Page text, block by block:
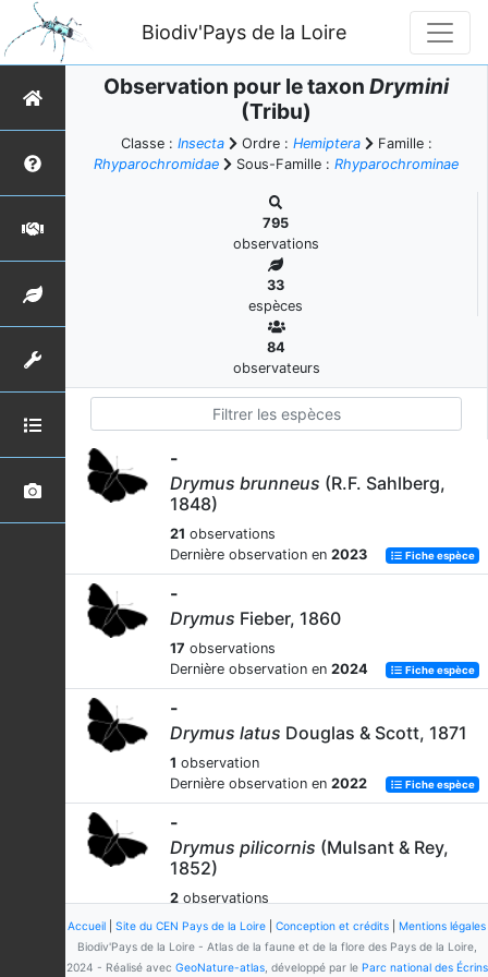
Biodiv'Pays de la Loire
Observation pour le taxon Drymini
(Tribu)
Classe : Insecta Ordre : Hemiptera
Famille :
Rhyparochromidae
Sous-Famille : Rhyparochrominae
795
observations
33
espèces
84
observateurs
-
Drymus brunneus (R.F. Sahlberg,
1848)
21 observations
Dernière observation en 2023 Fiche espèce
-
Drymus Fieber, 1860
17 observations
Dernière observation en 2024 Fiche espèce
-
Drymus latus Douglas & Scott, 1871
1 observation
Dernière observation en 2022 Fiche espèce
-
Drymus pilicornis (Mulsant & Rey,
1852)
2 observations
Dernière observation en
2020 Fiche espèce
-
Accueil Site du CEN Pays de la Loire Conception et crédits
Mentions légales
Biodiv'Pays de la Loire - Atlas de la faune et de la flore des Pays de la Loire,
2024 - Réalisé avec GeoNature-atlas, développé par le Parc national des Écrins